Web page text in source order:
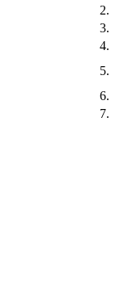
2.
3.
4.
5.
6.
7.